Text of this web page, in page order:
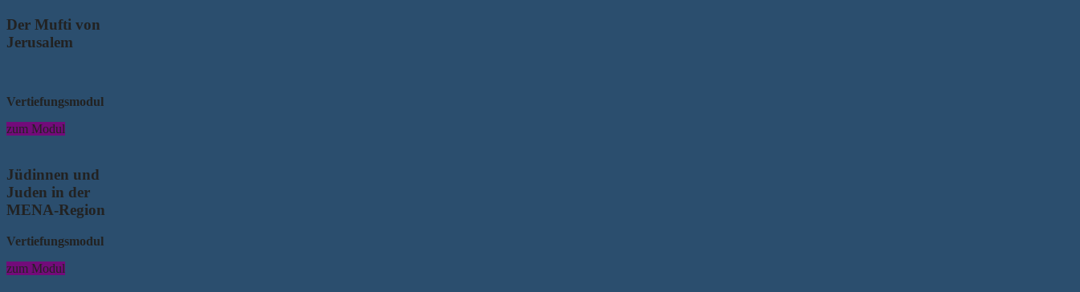
Der Mufti von
Jerusalem
Vertiefungsmodul
zum Modul
Jüdinnen und
Juden in der
MENA-Region
Vertiefungsmodul
zum Modul